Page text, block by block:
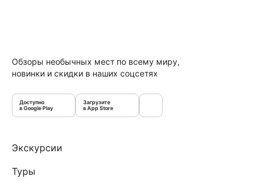
Обзоры необычных мест по всему миру,
новинки и скидки в наших соцсетях
Доступно
в Google Play
Загрузите
в App Store
Экскурсии
Туры